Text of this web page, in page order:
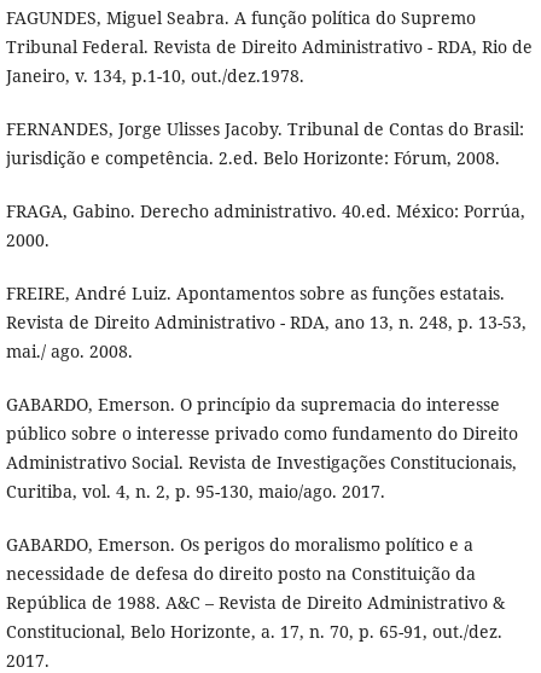
FAGUNDES, Miguel Seabra. A função política do Supremo
Tribunal Federal. Revista de Direito Administrativo - RDA, Rio de
Janeiro, v. 134, p.1-10, out./dez.1978.
FERNANDES, Jorge Ulisses Jacoby. Tribunal de Contas do Brasil:
jurisdição e competência. 2.ed. Belo Horizonte: Fórum, 2008.
FRAGA, Gabino. Derecho administrativo. 40.ed. México: Porrúa,
2000.
FREIRE, André Luiz. Apontamentos sobre as funções estatais.
Revista de Direito Administrativo - RDA, ano 13, n. 248, p. 13-53,
mai./ ago. 2008.
GABARDO, Emerson. O princípio da supremacia do interesse
público sobre o interesse privado como fundamento do Direito
Administrativo Social. Revista de Investigações Constitucionais,
Curitiba, vol. 4, n. 2, p. 95-130, maio/ago. 2017.
GABARDO, Emerson. Os perigos do moralismo político e a
necessidade de defesa do direito posto na Constituição da
República de 1988. A&C – Revista de Direito Administrativo &
Constitucional, Belo Horizonte, a. 17, n. 70, p. 65-91, out./dez.
2017.